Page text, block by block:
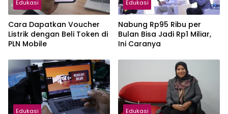
Edukasi
Cara Dapatkan Voucher
Listrik dengan Beli Token di
PLN Mobile
Edukasi
Nabung Rp95 Ribu per
Bulan Bisa Jadi Rp1 Miliar,
Ini Caranya
Edukasi Edukasi